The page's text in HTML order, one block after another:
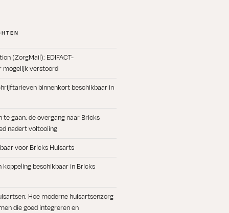
(ZorgMail): EDIFACT-
mogelijk verstoord
binnenkort beschikbaar in
te gaan: de overgang naar Bricks
nadert voltooiing
voor Bricks Huisarts
beschikbaar in Bricks
Hoe moderne huisartsenzorg
die goed integreren en